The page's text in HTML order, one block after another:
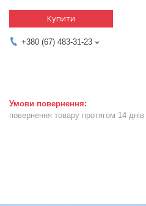
Купити
+380 (67) 483-31-23
повернення товару протягом 14 днів